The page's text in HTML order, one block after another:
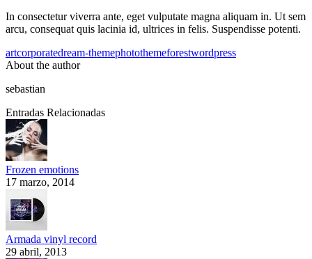
In consectetur viverra ante, eget vulputate magna aliquam in. Ut sem
arcu, consequat quis lacinia id, ultrices in felis. Suspendisse potenti.
artcorporatedream-themephotothemeforestwordpress
About the author
sebastian
Entradas Relacionadas
Frozen emotions
17 marzo, 2014
Armada vinyl record
29 abril, 2013